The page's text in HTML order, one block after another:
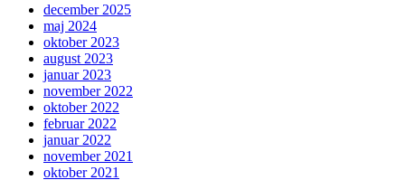
december 2025
maj 2024
oktober 2023
august 2023
januar 2023
november 2022
oktober 2022
februar 2022
januar 2022
november 2021
oktober 2021